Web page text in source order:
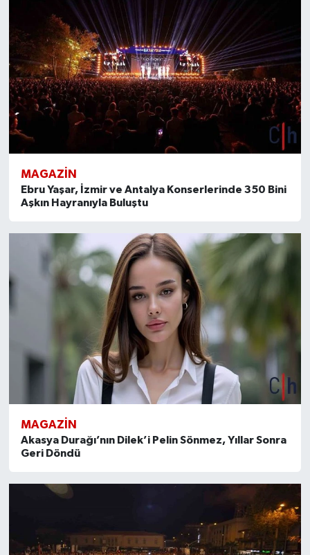
MAGAZİN
Ebru Yaşar, İzmir ve Antalya Konserlerinde 350 Bini
Aşkın Hayranıyla Buluştu
MAGAZİN
Akasya Durağı’nın Dilek’i Pelin Sönmez, Yıllar Sonra
Geri Döndü
SAĞLIK
SİYASET
SPOR
TEKNOLOJİ
YAŞAM